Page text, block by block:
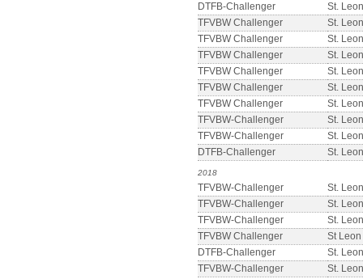
DTFB-Challenger
St.
TFVBW Challenger
St.
TFVBW Challenger
St.
TFVBW Challenger
St.
TFVBW Challenger
St.
TFVBW Challenger
St.
TFVBW Challenger
St.
TFVBW-Challenger
St.
TFVBW-Challenger
St.
DTFB-Challenger
St.
2018
TFVBW-Challenger
St.
TFVBW-Challenger
St.
TFVBW-Challenger
St.
TFVBW Challenger
St Leon
DTFB-Challenger
St.
TFVBW-Challenger
St.